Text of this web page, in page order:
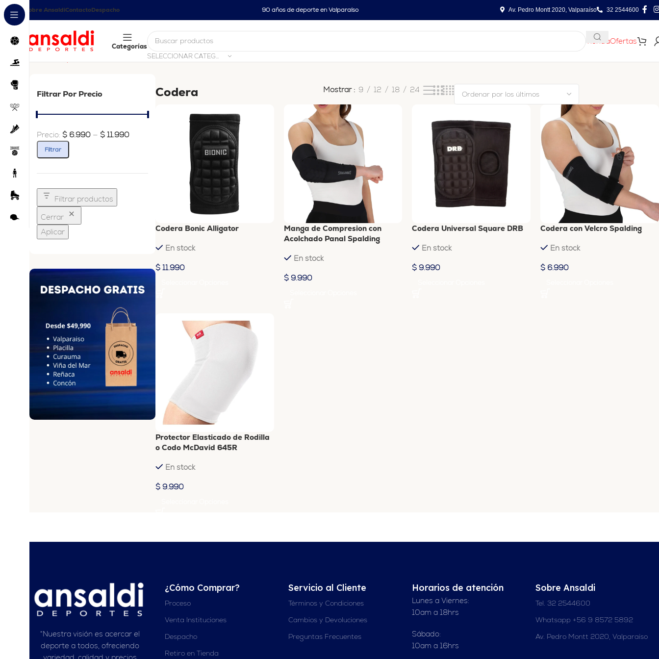
Sobre AnsaldiContactoDespacho 90 años de deporte en Valparaíso Av. Pedro Montt 2020, Valparaíso 32 2544600
Categorías
SELECCIONAR CATEGORÍA
TiendaOfertas
Mostrando los 5 resultados
Filtrar Por Precio
Filtrar
Precio: $ 6.990 — $ 11.990
Filtrar productos
Cerrar
Aplicar
Codera Mostrar 9 12 18 24
Codera Bonic Alligator
En stock
$11.990
Manga de Compresion con
Acolchado Panal Spalding
En stock
$9.990
Codera Universal Square DRB
En stock
$ 9.990
Codera con Velcro Spalding
En stock
$ 6.990
Protector Elasticado de Rodilla
o Codo McDavid 645R
En stock
$9.990
“Nuestra visión es acercar el
deporte a todos, ofreciendo
variedad, calidad y precios
¿Cómo Comprar?
Proceso
Venta Instituciones
Despacho
Retiro en Tienda
Servicio al Cliente
Términos y Condiciones
Cambios y Devoluciones
Preguntas Frecuentes
Horarios de atención
Lunes a Viernes:
10am a 18hrs
Sábado:
10am a 16hrs
Sobre Ansaldi
Tel. 32 2544600
Whatsapp +56 9 8572 5892
Av. Pedro Montt 2020, Valparaíso